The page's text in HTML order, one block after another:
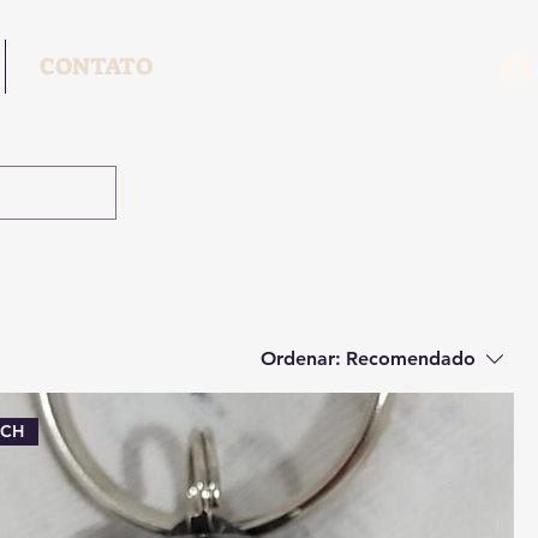
CONTATO
Ordenar: Recomendado